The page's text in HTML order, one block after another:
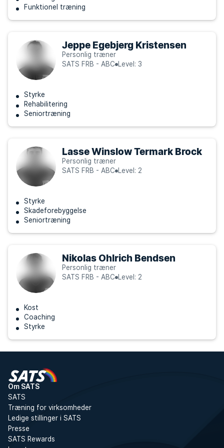
Funktionel træning
Jeppe Egebjerg Kristensen
Personlig træner
SATS FRB - ABC
Level: 3
Styrke
Rehabilitering
Seniortræning
Lasse Winslow Termark Brock
Personlig træner
SATS FRB - ABC
Level: 2
Styrke
Skadeforebyggelse
Seniortræning
Nikolas Ohlrich Bendsen
Personlig træner
SATS FRB - ABC
Level: 2
Kost
Coaching
Styrke
Om SATS
SATS
Træning for virksomheder
Ledige stillinger i SATS
Presse
SATS Rewards